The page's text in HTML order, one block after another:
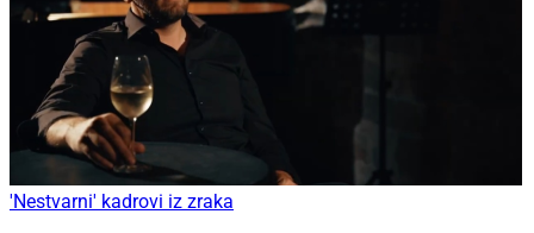
'Nestvarni' kadrovi iz zraka